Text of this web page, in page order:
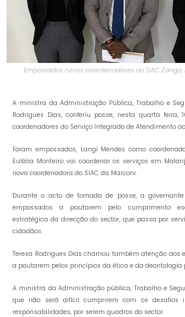
Empossados novos coordenadores do SIAC Zango,
A ministra da Administração Pública, Trabalho e
Rodrigues Dias, conferiu posse, nesta quarta feira,
coordenadores do Serviço Integrado de Atendimento
Foram empossados, Langi Mendes como
Eulália Monteiro vai coordenar os serviços em
nova coordenadora do SIAC da Marconi.
Durante o acto de tomada de posse, a
empossados a pautarem pelo cumprimento
estratégica da direcção do sector, que passa por
cidadãos.
Teresa Rodrigues Dias chamou também atenção aos
a pautarem pelos princípios da ética e da deontologia
A ministra da Administração pública, Trabalho e
que não será difícil cumprirem com os desafios
responsabilidades, por serem quadros do sector.